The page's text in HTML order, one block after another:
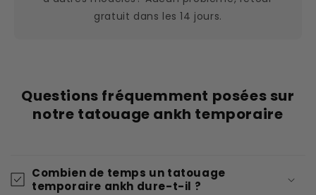
gratuit dans les 14 jours.
Questions fréquemment posées sur
notre tatouage ankh temporaire
Combien de temps un tatouage
temporaire ankh dure-t-il ?